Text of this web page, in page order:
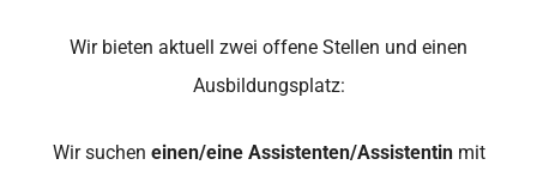
Wir bieten aktuell zwei offene Stellen und einen
Ausbildungsplatz:
Wir suchen einen/eine Assistenten/Assistentinmit